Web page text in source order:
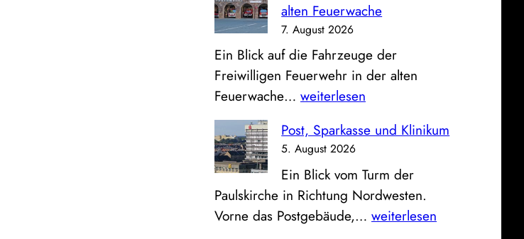
alten Feuerwache
7. August 2026
Ein Blick auf die Fahrzeuge der
Freiwilligen Feuerwehr in der alten
Feuerwache… O
f
e
n
e
F
weiterlesen
Post, Sparkasse und Klinikum
5. August 2026
Ein Blick vom Turm der
Paulskirche in Richtung Nordwesten.
Vorne das Postgebäude,… P
weiterlesen